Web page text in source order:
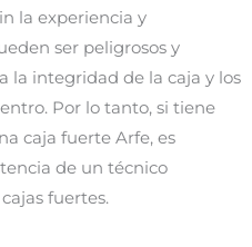
la experiencia y
ser peligrosos y
la integridad de la caja y los
Por lo tanto, si tiene
caja fuerte Arfe, es
de un técnico
fuertes.